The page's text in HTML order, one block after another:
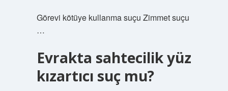
Görevi kötüye kullanma suçu Zimmet suçu
…
Evrakta sahtecilik yüz
kızartıcı suç mu?